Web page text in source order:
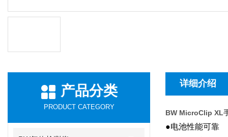
产品分类
PRODUCT CATEGORY
详细介绍
BW MicroClip XL
●电池性能可靠